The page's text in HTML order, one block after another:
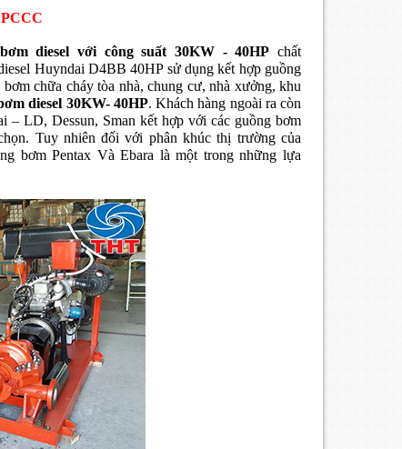
diesel vớicông suất 30KW - 40HP chất
Huyndai D4BB 40HP sử dụng kết hợp guồng
chữa cháy tòa nhà, chung cư, nhà xưởng, khu
diesel 30KW- 40HP. Khách hàng ngoài ra còn
– LD, Dessun, Sman kết hợp với các guồng bơm
Tuy nhiên đối với phân khúc thị trường của
bơm Pentax Và Ebara là một trong những lựa